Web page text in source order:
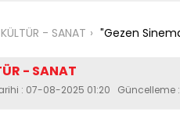
KÜLTÜR - SANAT ″Gezen
- SANAT
: 07-08-2025 01:20 Güncelleme